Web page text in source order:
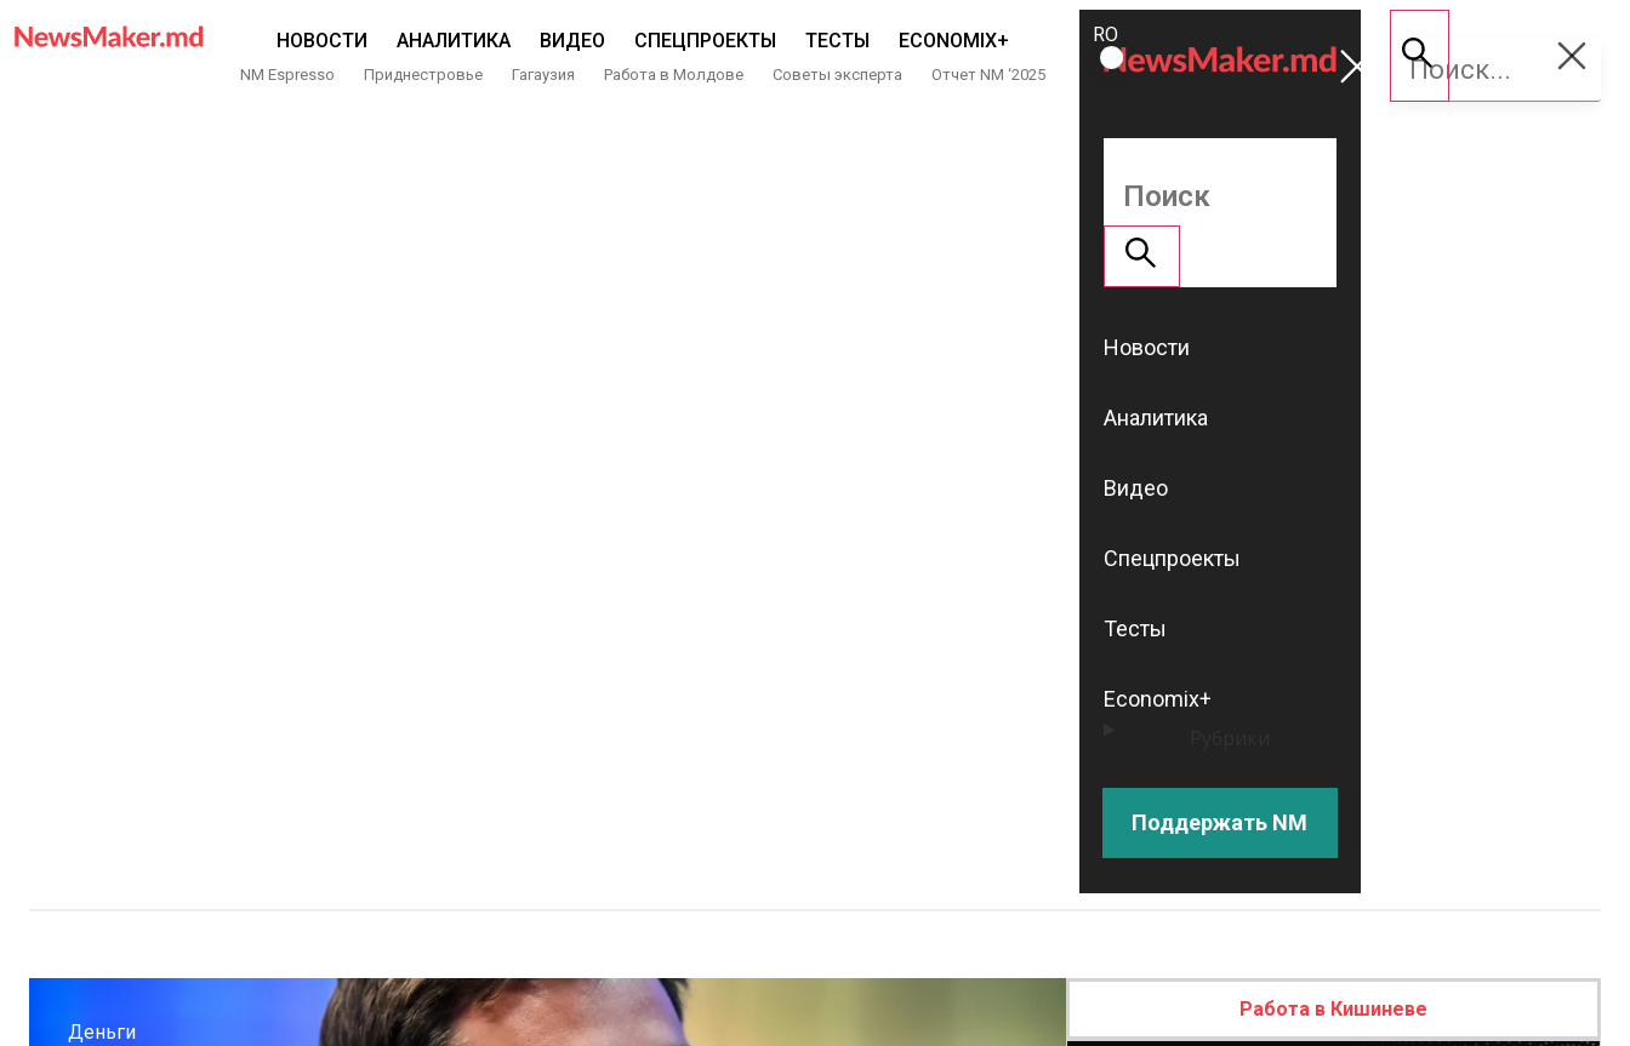
НОВОСТИ АНАЛИТИКА ВИДЕО СПЕЦПРОЕКТЫ ТЕСТЫ ECONOMIX+
NM Espresso Приднестровье Гагаузия Работа в Молдове Советы эксперта Отчет NM ‘2025
ROMÂNĂ
RU
Поддержать
NM
Новости
Аналитика
Видео
Спецпроекты
Тесты
Economix+
Поддержать NM
Деньги
Работа в Кишиневе